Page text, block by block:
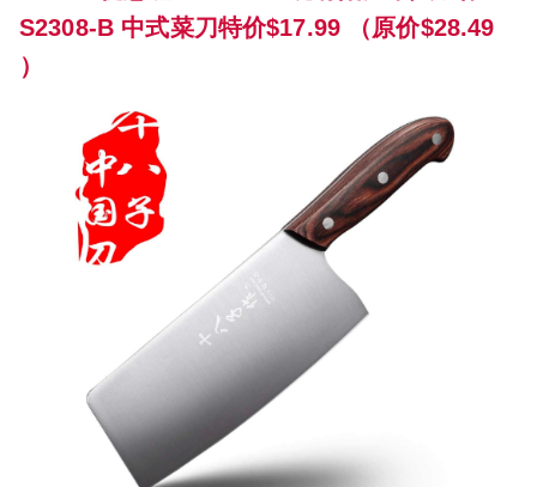
S2308-B 中式菜刀特价$17.99 （原价$28.49
）